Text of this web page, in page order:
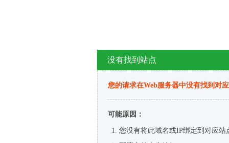
没有找到站点
您的请求在Web服务器中没有找到对
可能原因：
您没有将此域名或IP绑定到对应站